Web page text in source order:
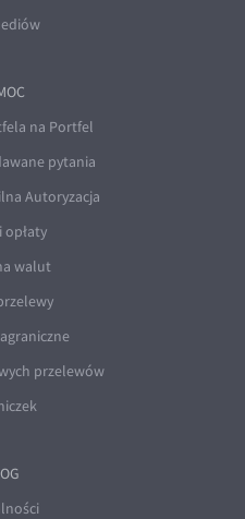
na Portfel
pytania
Autoryzacja
opłaty
walut
przelewów